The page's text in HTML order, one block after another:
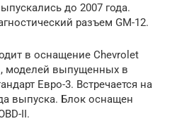
до 2007 года.
разъем GM-12.
в оснащение Chevrolet
, моделей выпущенных в
Евро-3. Встречается на
выпуска. Блок оснащен
II.